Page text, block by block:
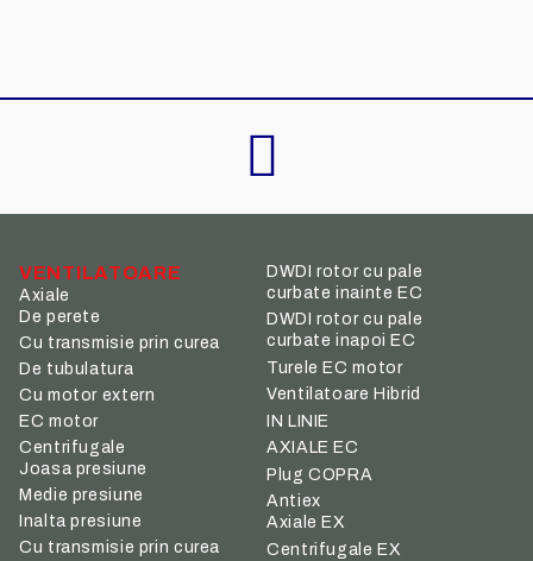
VENTILATOARE
Axiale
De perete
Cu transmisie prin curea
De tubulatura
Cu motor extern
EC motor
Centrifugale
Joasa presiune
Medie presiune
Inalta presiune
Cu transmisie prin curea
DWDI rotor cu pale
curbate inainte EC
DWDI rotor cu pale
curbate inapoi EC
Turele EC motor
Ventilatoare Hibrid
IN LINIE
AXIALE EC
Plug COPRA
Antiex
Axiale EX
Centrifugale EX